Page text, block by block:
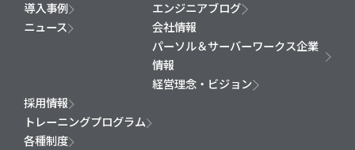
導入事例
エンジニアブログ
ニュース
会社情報
パーソル＆サーバーワークス企業
情報
経営理念・ビジョン
採用情報
トレーニングプログラム
各種制度